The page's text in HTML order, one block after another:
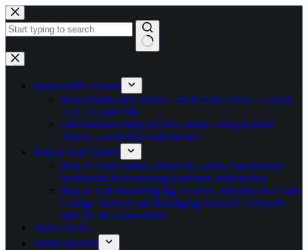
Zum
Inhalt
springen
Keine
Ergebnisse
Burj Khalifa Tickets
Burj Khalifa Sky Ticket – SKIP THE LINE – Levels
124, 125 und 148
Eintrittskarten Burj Khalifa Dubai – Burj Khalifa
Tickets – kostenlos vorbestellen
Burj al Arab Tickets
Burj Al Arab Dubai, Dinner & Lunch, Abendessen,
Restaurant-Reservierung kostenlos vorbestellen
Burj al Arab Besichtigung, Teatime, Skyview Bar, Sky-
Lounge, Besuch und Rundgang inklusive Cocktails
und Tee im Luxus-Hotel
Travel Deals
Dubai Specials